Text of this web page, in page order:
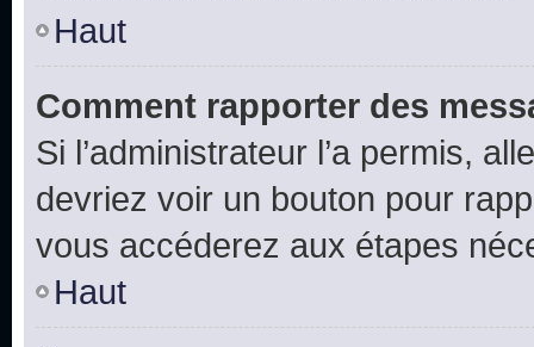
Haut
Comment rapporter des
Si l’administrateur l’a permis,
devriez voir un bouton pour
vous accéderez aux étapes
Haut